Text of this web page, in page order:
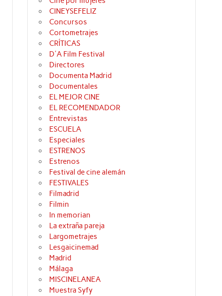
CINEYSEFELIZ
Concursos
Cortometrajes
CRÍTICAS
D'A Film Festival
Directores
Documenta Madrid
Documentales
EL MEJOR CINE
EL RECOMENDADOR
Entrevistas
ESCUELA
Especiales
ESTRENOS
Estrenos
Festival de cine alemán
FESTIVALES
Filmadrid
Filmin
In memorian
La extraña pareja
Largometrajes
Lesgaicinemad
Madrid
Málaga
MISCINELANEA
Muestra Syfy